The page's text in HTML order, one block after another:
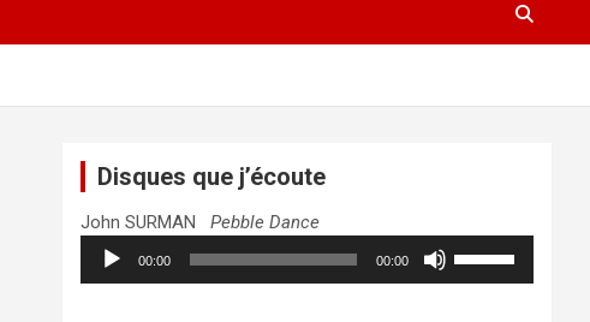
Disques que j’écoute
John SURMANPebble Dance
Lecteur
audio
00:00 00:00